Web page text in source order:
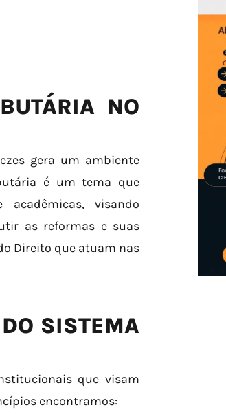
NO
gera um ambiente
é um tema que
acadêmicas, visando
as reformas e suas
Direito que atuam nas
SISTEMA
que visam
encontramos: